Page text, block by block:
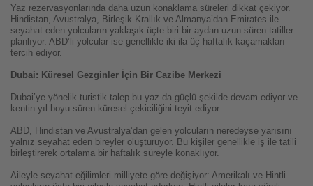
Yaz rezervasyonlarında daha uzun konaklama süreleri dikkat çekiyor.
Hindistan, Avustralya, Birleşik Krallık ve Almanya’dan Emirates ile
seyahat eden yolcuların yaklaşık üçte biri bir aydan uzun süren tatiller
planlıyor. ABD’li yolcular ise genellikle iki ila üç haftalık kaçamakları
tercih ediyor.
Dubai: Küresel Gezginler İçin Bir Cazibe Merkezi
Dubai’ye yönelik turistik talep bu yaz da güçlü şekilde devam ediyor ve
kentin yıl boyu süren küresel çekiciliğini teyit ediyor.
ABD, Hindistan ve Avustralya’dan gelen yolcuların neredeyse yarısını
yalnız seyahat eden bireyler oluşturuyor. Bu kişiler genellikle iş ile tatili
birleştirerek ortalama bir haftalık süreyle konaklıyor.
Aileyle seyahat eğilimleri milliyete göre değişiyor: Amerikalı ve Hintli